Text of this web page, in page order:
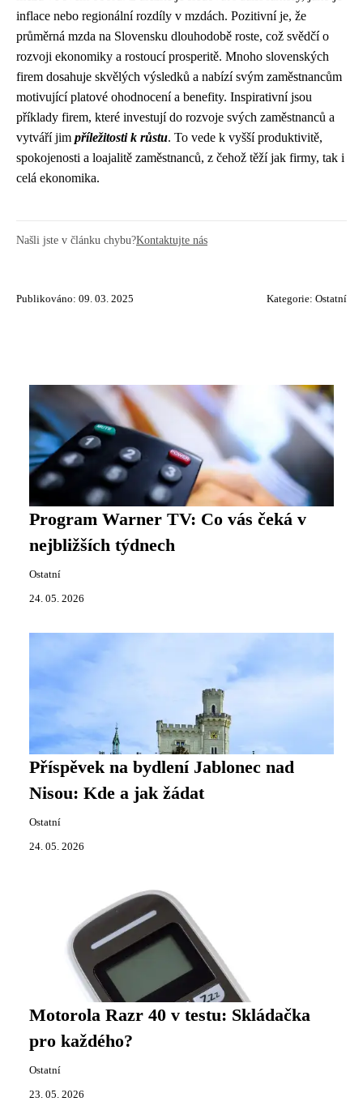
inflace nebo regionální rozdíly v mzdách. Pozitivní je, že
průměrná mzda na Slovensku dlouhodobě roste, což svědčí o
rozvoji ekonomiky a rostoucí prosperitě. Mnoho slovenských
firem dosahuje skvělých výsledků a nabízí svým zaměstnancům
motivující platové ohodnocení a benefity. Inspirativní jsou
příklady firem, které investují do rozvoje svých zaměstnanců a
vytváří jim příležitosti k růstu. To vede k vyšší produktivitě,
spokojenosti a loajalitě zaměstnanců, z čehož těží jak firmy, tak i
celá ekonomika.
Našli jste v článku chybu?Kontaktujte nás
Publikováno: 09. 03. 2025 Kategorie: Ostatní
Program Warner TV: Co vás čeká v
nejbližších týdnech
Ostatní
24. 05. 2026
Příspěvek na bydlení Jablonec nad
Nisou: Kde a jak žádat
Ostatní
24. 05. 2026
Motorola Razr 40 v testu: Skládačka
pro každého?
Ostatní
23. 05. 2026